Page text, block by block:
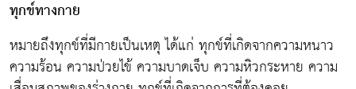
ทุกข์ทางกาย
หมายถึงทุกข์ที่มีกายเป็นเหตุ ได้แก่ ทุกข์ที่เกิดจากความหนาว
ความร้อน ความป่วยไข้ ความบาดเจ็บ ความหิวกระหาย ความ